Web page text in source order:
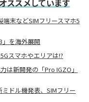
ススメしています
末などSIMフリースマホ5
」を海外展開
スマホやエリアは!?
は新開発の「Pro IGZO」
ミドル機発表、SIMフリー